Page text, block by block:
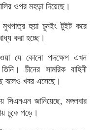
ওপর মহড়া দিয়েছে।
মুখপাত্র হুয়া চুনইং টুইট করে
করা হচ্ছে।
যে কোনো পদক্ষেপ এখন
চীনের সামরিক বাহিনী
বলেও খবর এসেছে।
সিএনএন জানিয়েছে, মঙ্গলবার
ঢুকে পড়ে।